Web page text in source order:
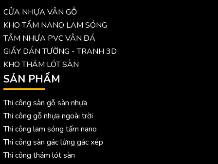
CỬA NHỰA VÂN GỖ
KHO TẤM NANO LAM SÓNG
TẤM NHỰA PVC VÂN ĐÁ
GIẤY DÁN TƯỜNG - TRANH 3D
KHO THẢM LÓT SÀN
SẢN PHẨM
Thi công sàn gỗ sàn nhựa
Thi công gỗ nhựa ngoài trời
Thi công lam sóng tấm nano
Thi công sàn gác lửng gác xép
Thi công thảm lót sàn